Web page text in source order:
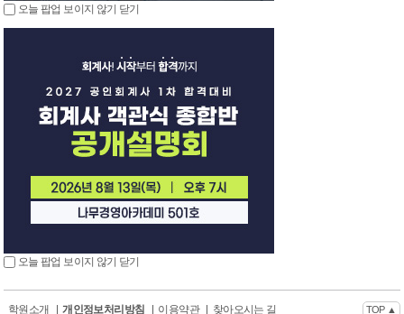
오늘 팝업 보이지 않기 닫기
오늘 팝업 보이지 않기 닫기
학원소개 | 개인정보처리방침 | 이용약관 | 찾아오시는 길 TOP ▲